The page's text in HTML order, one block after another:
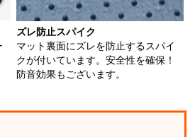
ズレ防止スパイク
マット裏面にズレを防止するスパイ
クが付いています。安全性を確保！
防音効果もございます。